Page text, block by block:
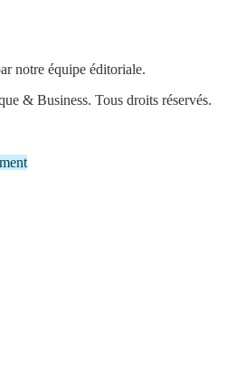
notre équipe éditoriale.
& Business. Tous droits réservés.